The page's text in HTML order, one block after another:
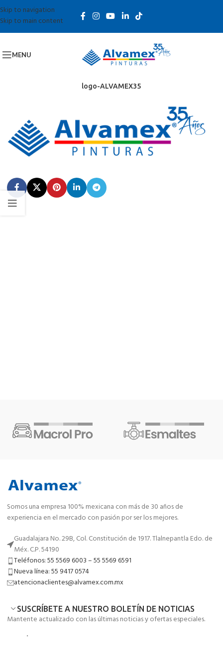
Skip to navigation
Skip to main content
MENU
logo-ALVAMEX35
Somos una empresa 100% mexicana con más de 30 años de
experiencia en el mercado con pasión por ser los mejores.
Guadalajara No. 29B, Col. Constitución de 1917. Tlalnepantla Edo. de
Méx. C.P. 54190
Teléfonos: 55 5569 6003 – 55 5569 6591
Nueva línea: 55 9417 0574
atencionaclientes@alvamex.com.mx
SUSCRÍBETE A NUESTRO BOLETÍN DE NOTICIAS
Mantente actualizado con las últimas noticias y ofertas especiales.